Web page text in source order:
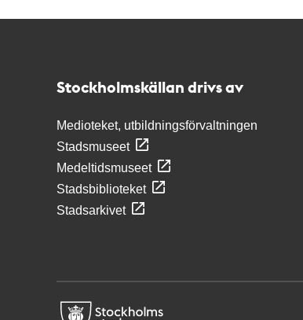
Stockholmskällan drivs av
Medioteket, utbildningsförvaltningen
Stadsmuseet
Medeltidsmuseet
Stadsbiblioteket
Stadsarkivet